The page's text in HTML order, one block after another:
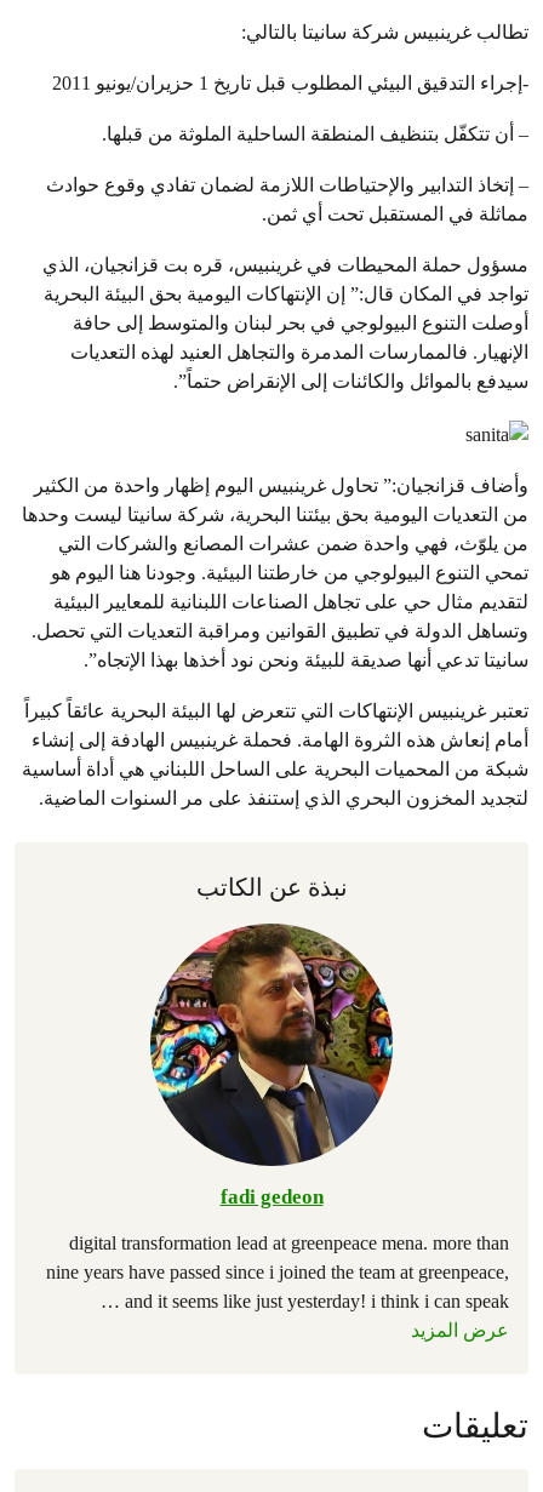
تطالب غرينبيس شركة سانيتا بالتالي:
-إجراء التدقيق البيئي المطلوب قبل تاريخ 1 حزيران/يونيو 2011
– أن تتكفّل بتنظيف المنطقة الساحلية الملوثة من قبلها.
– إتخاذ التدابير والإحتياطات اللازمة لضمان تفادي وقوع حوادث
مماثلة في المستقبل تحت أي ثمن.
مسؤول حملة المحيطات في غرينبيس، قره بت قزانجيان، الذي
تواجد في المكان قال:” إن الإنتهاكات اليومية بحق البيئة البحرية
أوصلت التنوع البيولوجي في بحر لبنان والمتوسط إلى حافة
الإنهيار. فالممارسات المدمرة والتجاهل العنيد لهذه التعديات
سيدفع بالموائل والكائنات إلى الإنقراض حتماً”.
وأضاف قزانجيان:” تحاول غرينبيس اليوم إظهار واحدة من الكثير
من التعديات اليومية بحق بيئتنا البحرية، شركة سانيتا ليست وحدها
من يلوّث، فهي واحدة ضمن عشرات المصانع والشركات التي
تمحي التنوع البيولوجي من خارطتنا البيئية. وجودنا هنا اليوم هو
لتقديم مثال حي على تجاهل الصناعات اللبنانية للمعايير البيئية
وتساهل الدولة في تطبيق القوانين ومراقبة التعديات التي تحصل.
سانيتا تدعي أنها صديقة للبيئة ونحن نود أخذها بهذا الإتجاه”.
تعتبر غرينبيس الإنتهاكات التي تتعرض لها البيئة البحرية عائقاً كبيراً
أمام إنعاش هذه الثروة الهامة. فحملة غرينبيس الهادفة إلى إنشاء
شبكة من المحميات البحرية على الساحل اللبناني هي أداة أساسية
لتجديد المخزون البحري الذي إستنفذ على مر السنوات الماضية.
نبذة عن الكاتب
fadi gedeon
digital transformation lead at greenpeace mena. more than
nine years have passed since i joined the team at greenpeace,
and it seems like just yesterday! i think i can speak
…
عرض المزيد
تعليقات